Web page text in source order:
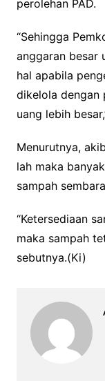
perolehan PAD.
“Sehingga
anggaran besar
hal apabila
dikelola dengan
uang lebih
Menurutnya,
lah maka
sampah
“Ketersediaan
maka sampah
sebutnya.(Ki)